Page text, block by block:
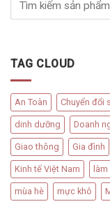
TAG CLOUD
An Toàn Chuyển đổi
dinh dưỡng Doanh
Giao thông Gia đình
Kinh tế Việt Nam
mùa hè mực khô